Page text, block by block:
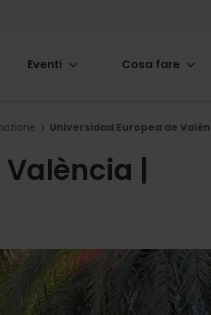
Eventi Cosa fare
Universidad Europea de
|